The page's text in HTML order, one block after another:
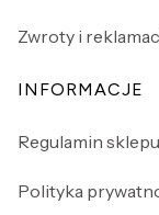
Zwroty i
INFORMACJE
Regulamin sklepu
Polityka